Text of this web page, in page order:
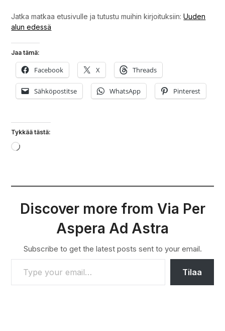
Jatka matkaa etusivulle ja tutustu muihin kirjoituksiin:Uuden
alun edessä
Jaa tämä:
Facebook X Threads
Sähköpostitse WhatsApp Pinterest
Tykkää tästä:
Loading…
Discover more from Via Per
Aspera Ad Astra
Subscribe to get the latest posts sent to your email.
TYPE YOUR EMAIL…
Tilaa